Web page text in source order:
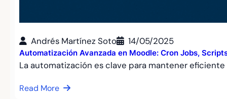
Andrés Martínez Soto 14/05/2025
Automatización Avanzada en Moodle: Cron Jobs,
La automatización es clave para mantener
Read More